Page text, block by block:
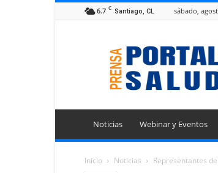
6.7 C Santiago, CL sábado,
Portal
Prensa
Salud
Noticias Webinar y Eventos
Inicio Noticias Representantes